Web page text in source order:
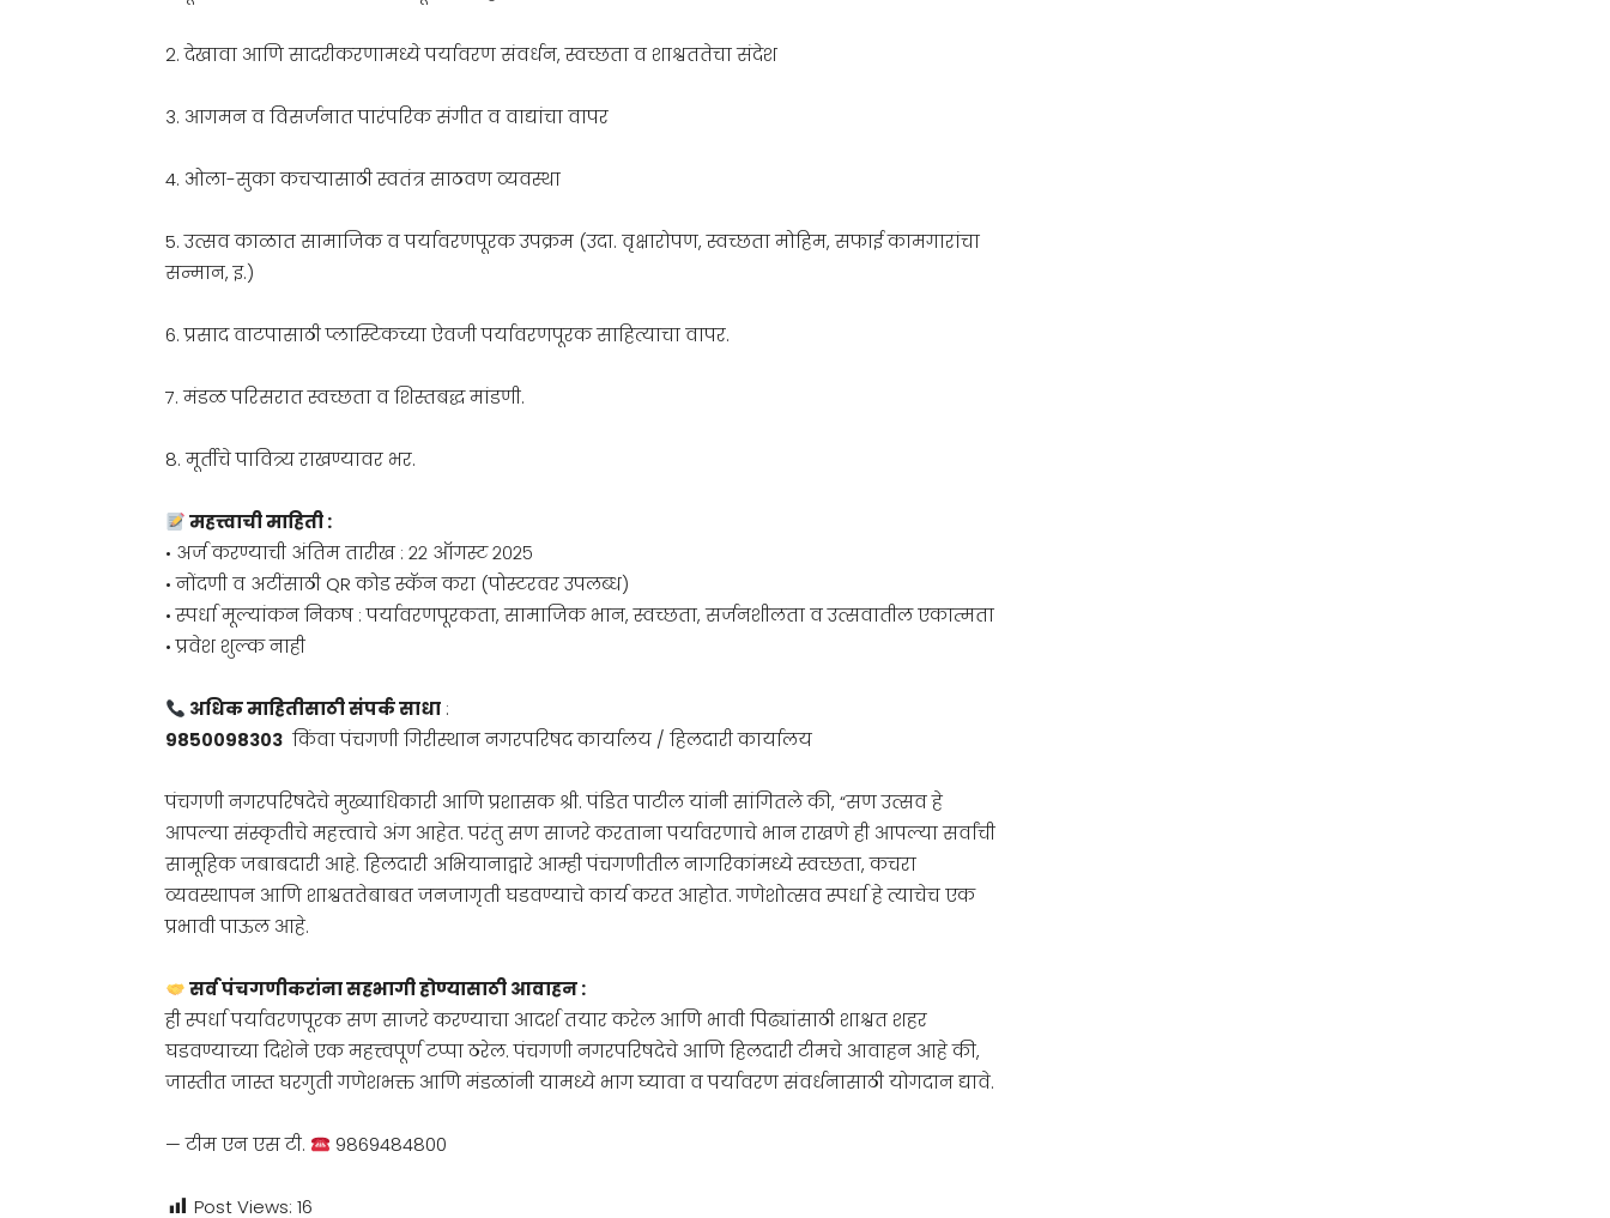
2. देखावा आणि सादरीकरणामध्ये पर्यावरण संवर्धन, स्वच्छता व शाश्वततेचा संदेश
3. आगमन व विसर्जनात पारंपरिक संगीत व वाद्यांचा वापर
4. ओला-सुका कचऱ्यासाठी स्वतंत्र साठवण व्यवस्था
5. उत्सव काळात सामाजिक व पर्यावरणपूरक उपक्रम (उदा. वृक्षारोपण, स्वच्छता मोहिम, सफाई कामगारांचा
सन्मान, इ.)
6. प्रसाद वाटपासाठी प्लास्टिकच्या ऐवजी पर्यावरणपूरक साहित्याचा वापर.
7. मंडळ परिसरात स्वच्छता व शिस्तबद्ध मांडणी.
8. मूर्तीचे पावित्र्य राखण्यावर भर.
महत्त्वाची माहिती :
• अर्ज करण्याची अंतिम तारीख : २२ ऑगस्ट २०२५
• नोंदणी व अटींसाठी QR कोड स्कॅन करा (पोस्टरवर उपलब्ध)
• स्पर्धा मूल्यांकन निकष : पर्यावरणपूरकता, सामाजिक भान, स्वच्छता, सर्जनशीलता व उत्सवातील एकात्मता
• प्रवेश शुल्क नाही
अधिक माहितीसाठी संपर्क साधा :
९८५००९८३०३ किंवा पंचगणी गिरीस्थान नगरपरिषद कार्यालय / हिलदारी कार्यालय
पंचगणी नगरपरिषदेचे मुख्याधिकारी आणि प्रशासक श्री. पंडित पाटील यांनी सांगितले की, “सण उत्सव हे
आपल्या संस्कृतीचे महत्त्वाचे अंग आहेत. परंतु सण साजरे करताना पर्यावरणाचे भान राखणे ही आपल्या सर्वांची
सामूहिक जबाबदारी आहे. हिलदारी अभियानाद्वारे आम्ही पंचगणीतील नागरिकांमध्ये स्वच्छता, कचरा
व्यवस्थापन आणि शाश्वततेबाबत जनजागृती घडवण्याचे कार्य करत आहोत. गणेशोत्सव स्पर्धा हे त्याचेच एक
प्रभावी पाऊल आहे.
सर्व पंचगणीकरांना सहभागी होण्यासाठी आवाहन :
ही स्पर्धा पर्यावरणपूरक सण साजरे करण्याचा आदर्श तयार करेल आणि भावी पिढ्यांसाठी शाश्वत शहर
घडवण्याच्या दिशेने एक महत्त्वपूर्ण टप्पा ठरेल. पंचगणी नगरपरिषदेचे आणि हिलदारी टीमचे आवाहन आहे की,
जास्तीत जास्त घरगुती गणेशभक्त आणि मंडळांनी यामध्ये भाग घ्यावा व पर्यावरण संवर्धनासाठी योगदान द्यावे.
— टीम एन एस टी. 9869484800
Post Views: 16